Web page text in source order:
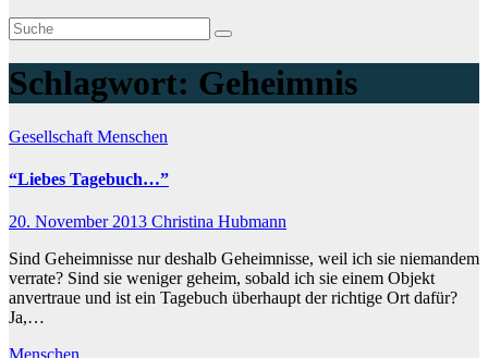
Schlagwort: Geheimnis
Gesellschaft Menschen
“Liebes Tagebuch…”
20. November 2013 Christina Hubmann
Sind Geheimnisse nur deshalb Geheimnisse, weil ich sie niemandem
verrate? Sind sie weniger geheim, sobald ich sie einem Objekt
anvertraue und ist ein Tagebuch überhaupt der richtige Ort dafür?
Ja,…